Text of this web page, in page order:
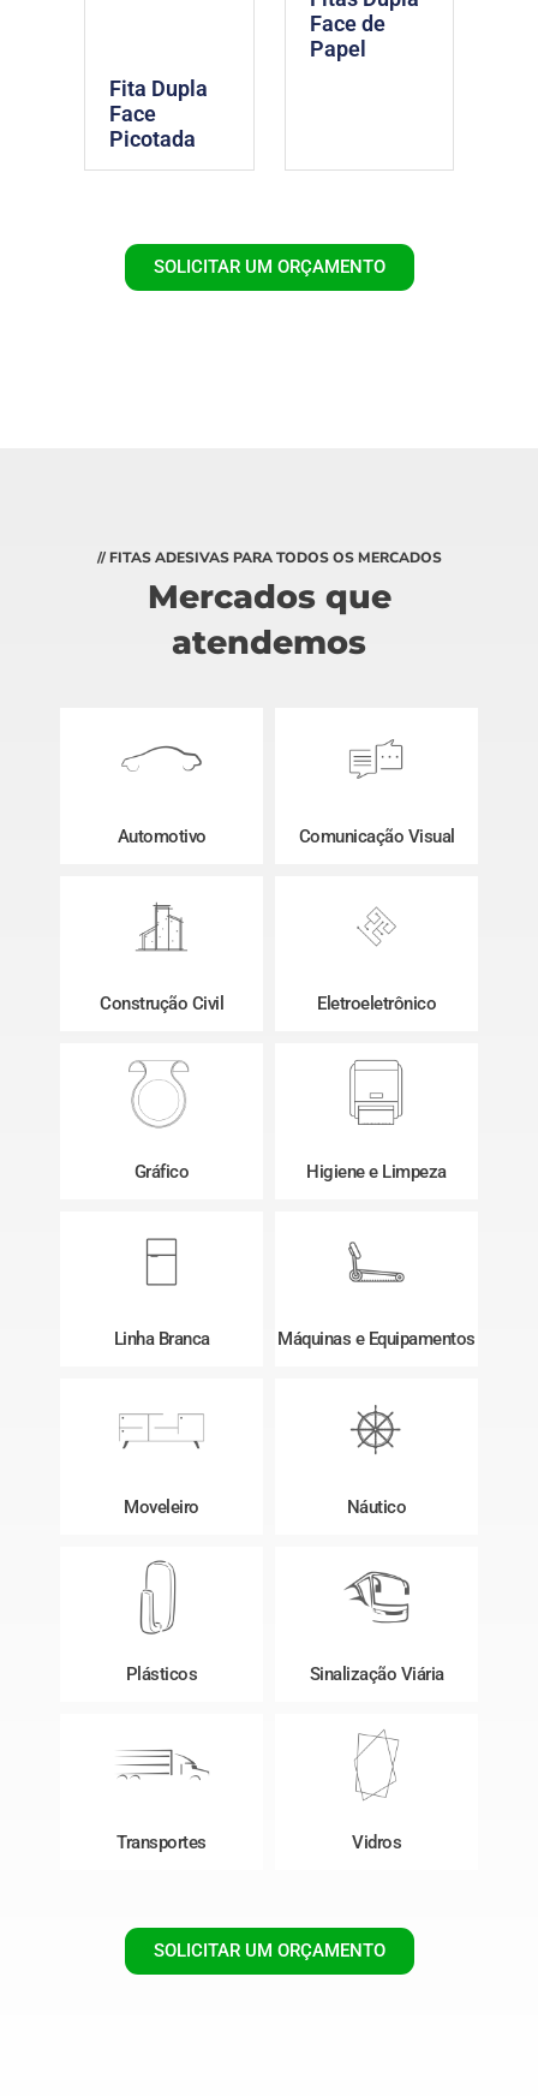
Fita Dupla
Face
Picotada
Face de
Papel
SOLICITAR UM ORÇAMENTO
// FITAS ADESIVAS PARA TODOS OS MERCADOS
Mercados que
atendemos
Automotivo Comunicação Visual
Construção Civil Eletroeletrônico
Gráfico Higiene e Limpeza
Linha Branca Máquinas e Equipamentos
Moveleiro Náutico
Plásticos Sinalização Viária
Transportes Vidros
SOLICITAR UM ORÇAMENTO